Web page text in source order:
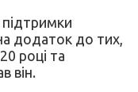
підтримки
додаток до тих,
році та
він.